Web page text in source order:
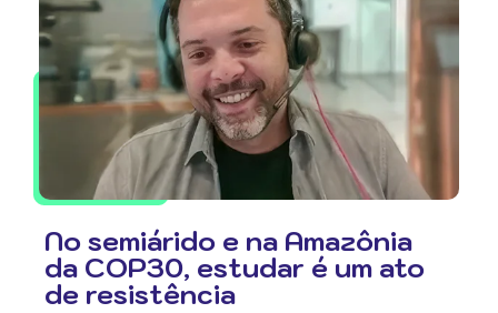
No semiárido e na Amazônia
da COP30, estudar é um ato
de resistência